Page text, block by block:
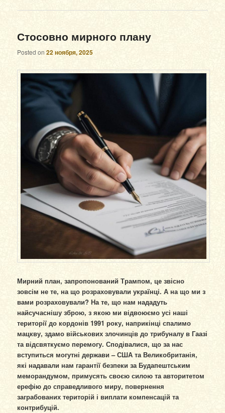
Стосовно мирного плану
Posted on22 ноября, 2025
Мирний план, запропонований Трампом, це звісно
зовсім не те, на що розраховували українці. А на що ми з
вами розраховували? На те, що нам нададуть
найсучаснішу зброю, з якою ми відвоюємо усі наші
території до кордонів 1991 року, наприкінці спалимо
мацкву, здамо військових злочинців до трибуналу в Гаазі
та відсвяткуємо перемогу. Сподівалися, що за нас
вступиться могутні держави – США та Великобританія,
які надавали нам гарантії безпеки за Будапештським
меморандумом, примусять своєю силою та авторитетом
ерефію до справедливого миру, повернення
заграбованих територій і виплати компенсацій та
контрибуцій.